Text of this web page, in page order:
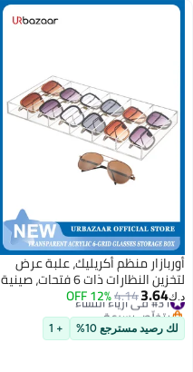
أوربازار منظم أكريليك، علبة عرض
لتخزين النظارات ذات 6 فتحات، صينية
تنظيم درج النظارات قابلة للتكديس
د.ك‏3.64
4.14
12% OFF #31 في أزياء النساء
بتخلّص بسرعة
#31 في أزياء النساء
لك رصيد مسترجع 10% + 1